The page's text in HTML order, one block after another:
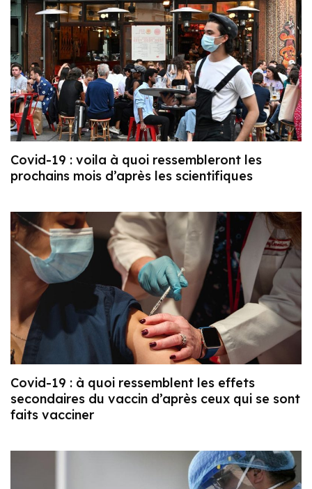
Covid-19 : voila à quoi ressembleront les
prochains mois d’après les scientifiques
Covid-19 : à quoi ressemblent les effets
secondaires du vaccin d’après ceux qui se sont
faits vacciner